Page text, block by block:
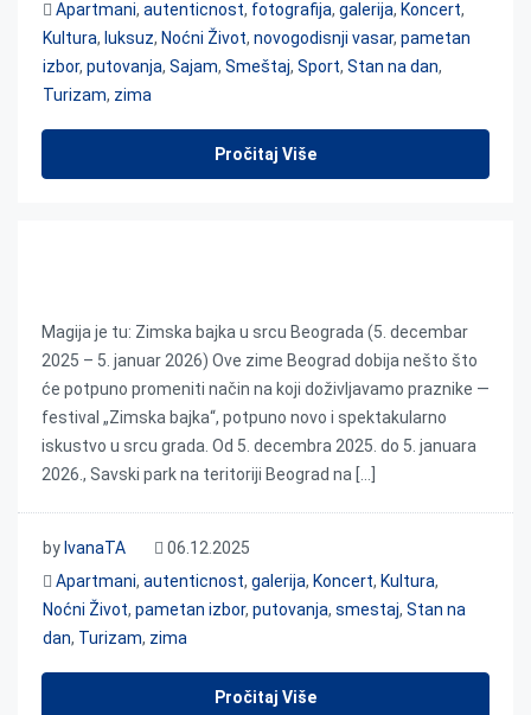
Apartmani, autenticnost, fotografija, galerija, Koncert,
Kultura, luksuz, Noćni Život, novogodisnji vasar, pametan
izbor, putovanja, Sajam, Smeštaj, Sport, Stan na dan,
Turizam, zima
Pročitaj Više
Magija je tu: Zimska bajka u srcu Beograda (5. decembar
2025 – 5. januar 2026) Ove zime Beograd dobija nešto što
će potpuno promeniti način na koji doživljavamo praznike —
festival „Zimska bajka“, potpuno novo i spektakularno
iskustvo u srcu grada. Od 5. decembra 2025. do 5. januara
2026., Savski park na teritoriji Beograd na […]
by IvanaTA
06.12.2025
Apartmani, autenticnost, galerija, Koncert, Kultura,
Noćni Život, pametan izbor, putovanja, smestaj, Stan na
dan, Turizam, zima
Pročitaj Više